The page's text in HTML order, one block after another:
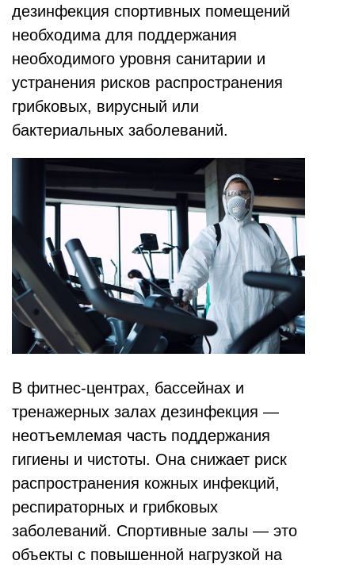
дезинфекция спортивных помещений
необходима для поддержания
необходимого уровня санитарии и
устранения рисков распространения
грибковых, вирусный или
бактериальных заболеваний.
В фитнес-центрах, бассейнах и
тренажерных залах дезинфекция —
неотъемлемая часть поддержания
гигиены и чистоты. Она снижает риск
распространения кожных инфекций,
респираторных и грибковых
заболеваний. Спортивные залы — это
объекты с повышенной нагрузкой на